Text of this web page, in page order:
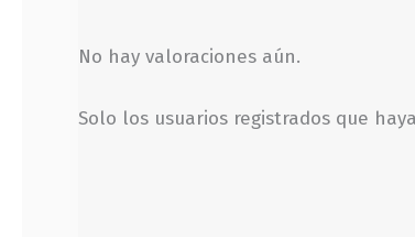
No hay valoraciones aún.
Solo los usuarios registrados que